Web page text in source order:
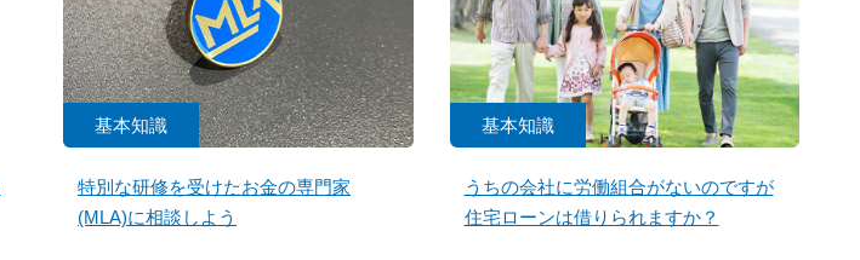
基本知識
特別な研修を受けたお金の専門家
(MLA)に相談しよう
基本知識
うちの会社に労働組合がないのですが
住宅ローンは借りられますか？